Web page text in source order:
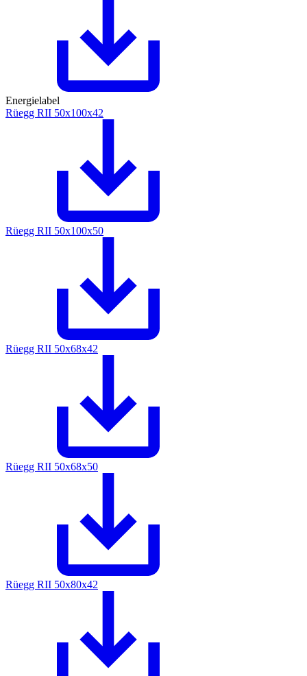
Energielabel
Rüegg RII 50x100x42
Rüegg RII 50x100x50
Rüegg RII 50x68x42
Rüegg RII 50x68x50
Rüegg RII 50x80x42